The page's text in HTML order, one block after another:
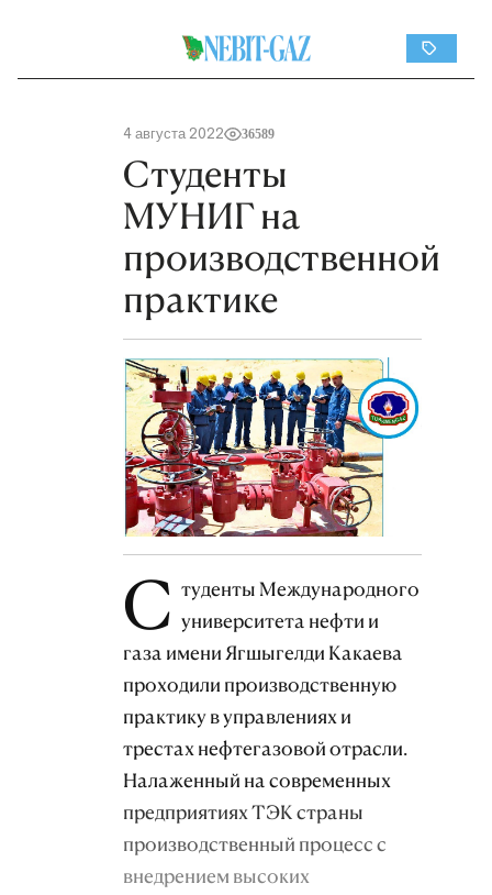
4 августа 2022 36589
Студенты
МУНИГ на
производственной
практике
С туденты Международного
университета нефти и
газа имени Ягшыгелди Какаева
проходили производственную
практику в управлениях и
трестах нефтегазовой отрасли.
Налаженный на современных
предприятиях ТЭК страны
производственный процесс с
внедрением высоких